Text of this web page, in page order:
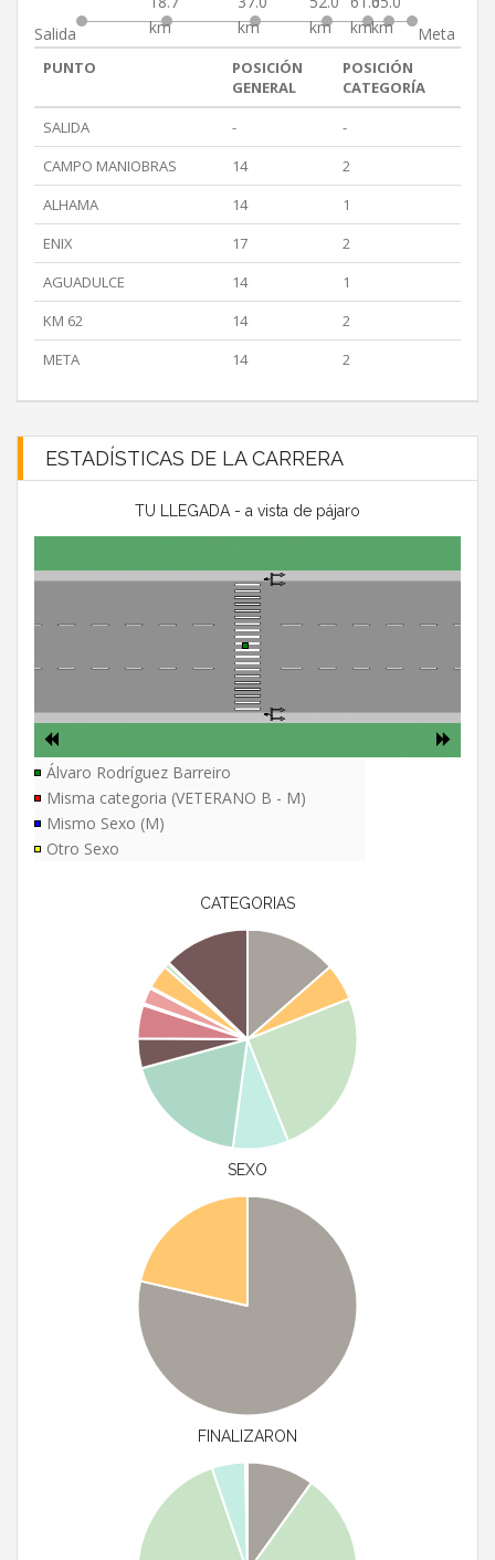
Salida
km
km
km
kmkm
Meta
PUNTO
POSICIÓN
GENERAL
POSICIÓN
CATEGORÍA
SALIDA
-
-
CAMPO MANIOBRAS
14
2
ALHAMA
14
1
ENIX
17
2
AGUADULCE
14
1
KM 62
14
2
META
14 2
ESTADÍSTICAS DE LA CARRERA
TU LLEGADA - a vista de pájaro
Álvaro Rodríguez Barreiro
Misma categoria (VETERANO B - M)
Mismo Sexo (M)
Otro Sexo
CATEGORIAS
SEXO
FINALIZARON